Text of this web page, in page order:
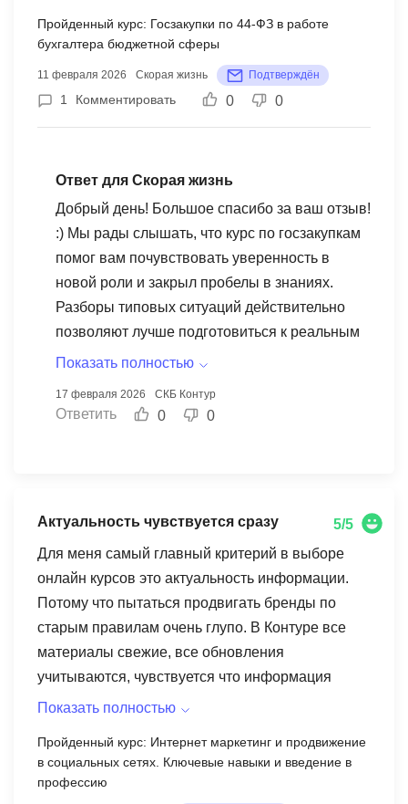
разборы типовых ситуаций, с которыми
теории.
Пройденный курс: Госзакупки по 44‑ФЗ в работе
бухгалтера бюджетной сферы
11 февраля 2026 Скорая жизнь Подтверждён
1 Комментировать 0 0
Ответ для Скорая жизнь
Добрый день! Большое спасибо за ваш отзыв!
:) Мы рады слышать, что курс по госзакупкам
помог вам почувствовать уверенность в
новой роли и закрыл пробелы в знаниях.
Разборы типовых ситуаций действительно
позволяют лучше подготовиться к реальным
задачам, и мы стараемся сделать обучение
повышением и желаем успехов в вашей
Показать полностью
17 февраля 2026 СКБ Контур
Ответить 0 0
Актуальность чувствуется сразу
5/5
Для меня самый главный критерий в выборе
онлайн курсов это актуальность информации.
Потому что пытаться продвигать бренды по
старым правилам очень глупо. В Контуре все
материалы свежие, все обновления
учитываются, чувствуется что информация
обновляется частенько. Для тех кто хочет всегда
Показать полностью
Пройденный курс: Интернет маркетинг и продвижение
в социальных сетях. Ключевые навыки и введение в
профессию